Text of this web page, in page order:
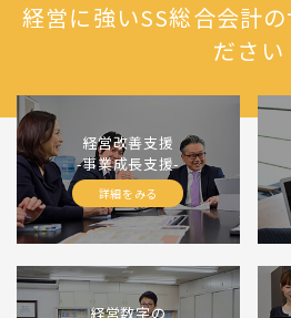
経営に強いSS総合会計
ださい
経営改善支援
-事業成長支援-
詳細をみる
経営数字の